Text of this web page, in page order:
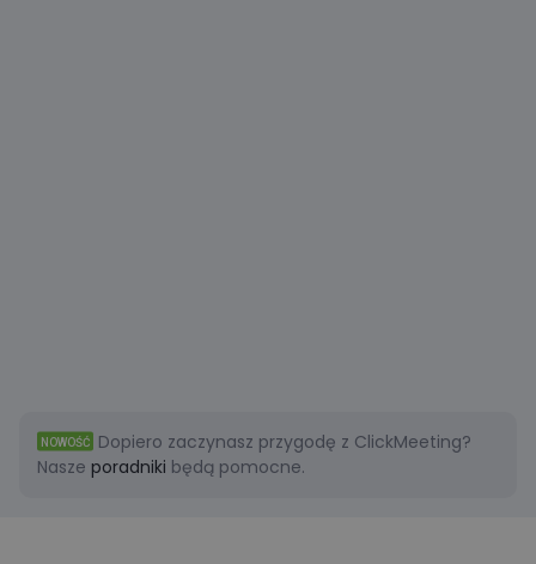
NOWOŚĆ
Dopiero zaczynasz przygodę z ClickMeeting?
Nasze poradniki będą pomocne.